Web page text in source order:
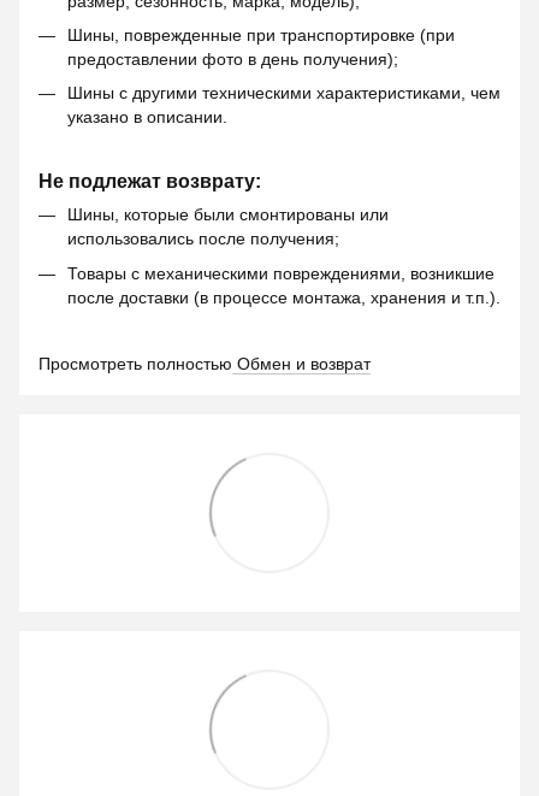
Шины, поврежденные при транспортировке (при
предоставлении фото в день получения);
Шины с другими техническими характеристиками, чем
указано в описании.
Не подлежат возврату:
Шины, которые были смонтированы или
использовались после получения;
Товары с механическими повреждениями, возникшие
после доставки (в процессе монтажа, хранения и т.п.).
Просмотреть полностью Обмен и возврат